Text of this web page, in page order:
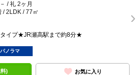
/ 礼 2ヶ月
/ 2LDK / 77㎡
イプ★JR瀬高駅まで約8分★
パノラマ
) お気に入り